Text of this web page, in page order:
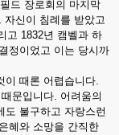
드 장로회의 마지막
자신이 침례를 받았고
고 1832년 캠벨과 하
정이었고 이는 당시까
이 때론 어렵습니다.
문입니다. 어려움의
도 불구하고 자랑스런
혜와 소망을 간직한